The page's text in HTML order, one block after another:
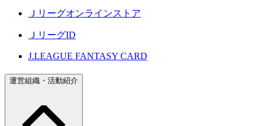
Ｊリーグオンラインストア
ＪリーグID
J.LEAGUE FANTASY CARD
運営組織・活動紹介